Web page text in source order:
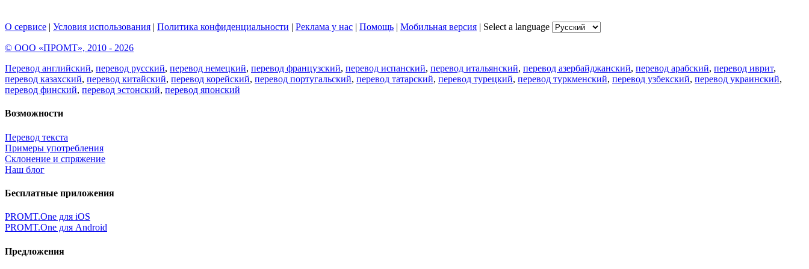
О сервисе | Условия использования | Политика конфиденциальности | Реклама у нас | Помощь | Мобильная версия | Select a language
© ООО «ПРОМТ», 2010 - 2026
Перевод английский, перевод русский, перевод немецкий, перевод французский, перевод испанский, перевод итальянский, перевод азербайджанский, перевод арабский, перевод иврит,
перевод казахский, перевод китайский, перевод корейский, перевод португальский, перевод татарский, перевод турецкий, перевод туркменский, перевод узбекский, перевод украинский,
перевод финский, перевод эстонский, перевод японский
Возможности
Перевод текста
Примеры употребления
Склонение и спряжение
Наш блог
Бесплатные приложения
PROMT.One для iOS
PROMT.One для Android
Предложения